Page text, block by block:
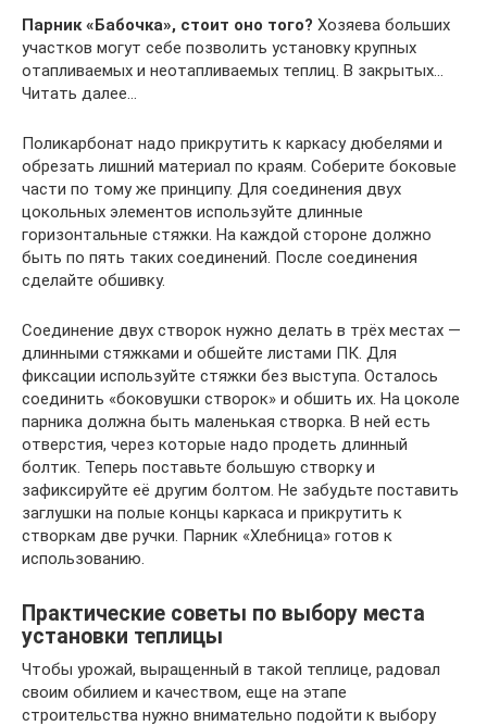
Парник «Бабочка», стоит оно того? Хозяева больших
участков могут себе позволить установку крупных
отапливаемых и неотапливаемых теплиц. В закрытых…
Читать далее…
Поликарбонат надо прикрутить к каркасу дюбелями и
обрезать лишний материал по краям. Соберите боковые
части по тому же принципу. Для соединения двух
цокольных элементов используйте длинные
горизонтальные стяжки. На каждой стороне должно
быть по пять таких соединений. После соединения
сделайте обшивку.
Соединение двух створок нужно делать в трёх местах —
длинными стяжками и обшейте листами ПК. Для
фиксации используйте стяжки без выступа. Осталось
соединить «боковушки створок» и обшить их. На цоколе
парника должна быть маленькая створка. В ней есть
отверстия, через которые надо продеть длинный
болтик. Теперь поставьте большую створку и
зафиксируйте её другим болтом. Не забудьте поставить
заглушки на полые концы каркаса и прикрутить к
створкам две ручки. Парник «Хлебница» готов к
использованию.
Практические советы по выбору места
установки теплицы
Чтобы урожай, выращенный в такой теплице, радовал
своим обилием и качеством, еще на этапе
строительства нужно внимательно подойти к выбору